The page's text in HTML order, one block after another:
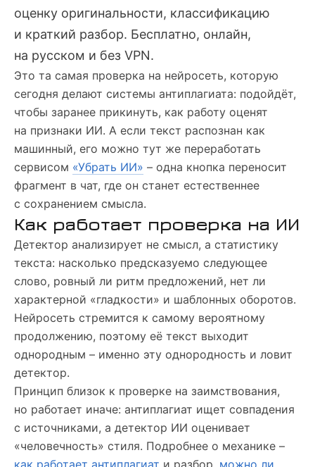
оценку оригинальности, классификацию
и краткий разбор. Бесплатно, онлайн,
на русском и без VPN.
Это та самая проверка на нейросеть, которую
сегодня делают системы антиплагиата: подойдёт,
чтобы заранее прикинуть, как работу оценят
на признаки ИИ. А если текст распознан как
машинный, его можно тут же переработать
сервисом «Убрать ИИ» – одна кнопка переносит
фрагмент в чат, где он станет естественнее
с сохранением смысла.
Как работает проверка на ИИ
Детектор анализирует не смысл, а статистику
текста: насколько предсказуемо следующее
слово, ровный ли ритм предложений, нет ли
характерной «гладкости» и шаблонных оборотов.
Нейросеть стремится к самому вероятному
продолжению, поэтому её текст выходит
однородным – именно эту однородность и ловит
детектор.
Принцип близок к проверке на заимствования,
но работает иначе: антиплагиат ищет совпадения
с источниками, а детектор ИИ оценивает
«человечность» стиля. Подробнее о механике –
как работает антиплагиат и разбор, можно ли